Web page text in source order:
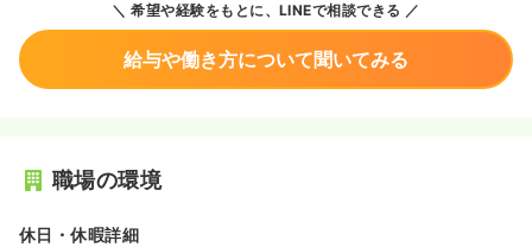
希望や経験をもとに、LINEで相談できる
給与や働き方について聞いてみる
職場の環境
休日・休暇詳細